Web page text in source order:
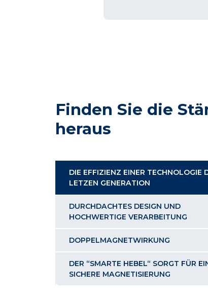
Finden Sie die
heraus
DIE EFFIZIENZ EINER TECHNOLOGIE
LETZEN GENERATION
DURCHDACHTES DESIGN UND
HOCHWERTIGE VERARBEITUNG
DOPPELMAGNETWIRKUNG
DER “SMARTE HEBEL“ SORGT FÜR
SICHERE MAGNETISIERUNG